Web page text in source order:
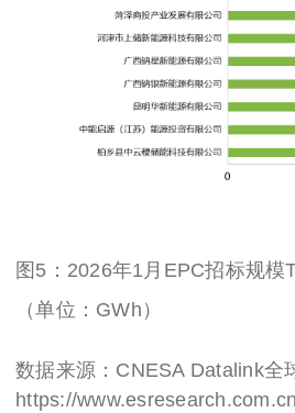
图 5 ： 2026年1月EPC招标规模
（单位：GWh）
数据来源： CNESA Datalink全
https://